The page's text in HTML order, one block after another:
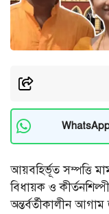
আয়বহির্ভূত সম্পত্তি
বিধায়ক ও
অন্তর্বর্তীকালীন